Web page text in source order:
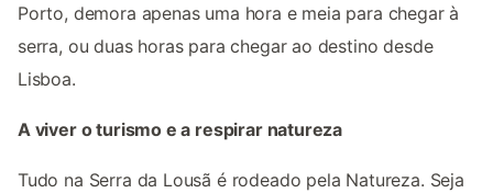
Porto, demora apenas uma hora e meia para chegar à
serra, ou duas horas para chegar ao destino desde
Lisboa.
A viver o turismo e a respirar natureza
Tudo na Serra da Lousã é rodeado pela Natureza. Seja